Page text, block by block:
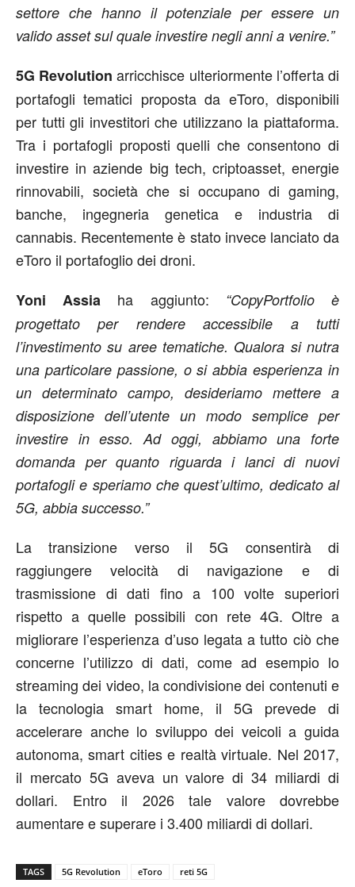
settore che hanno il potenziale per essere un
valido asset sul quale investire negli anni a venire.”
5G Revolution arricchisce ulteriormente l’offerta di
portafogli tematici proposta da eToro, disponibili
per tutti gli investitori che utilizzano la piattaforma.
Tra i portafogli proposti quelli che consentono di
investire in aziende big tech, criptoasset, energie
rinnovabili, società che si occupano di gaming,
banche, ingegneria genetica e industria di
cannabis. Recentemente è stato invece lanciato da
eToro il portafoglio dei droni.
Yoni Assia ha aggiunto: “CopyPortfolio è
progettato per rendere accessibile a tutti
l’investimento su aree tematiche. Qualora si nutra
una particolare passione, o si abbia esperienza in
un determinato campo, desideriamo mettere a
disposizione dell’utente un modo semplice per
investire in esso. Ad oggi, abbiamo una forte
domanda per quanto riguarda i lanci di nuovi
portafogli e speriamo che quest’ultimo, dedicato al
5G, abbia successo.”
La transizione verso il 5G consentirà di
raggiungere velocità di navigazione e di
trasmissione di dati fino a 100 volte superiori
rispetto a quelle possibili con rete 4G. Oltre a
migliorare l’esperienza d’uso legata a tutto ciò che
concerne l’utilizzo di dati, come ad esempio lo
streaming dei video, la condivisione dei contenuti e
la tecnologia smart home, il 5G prevede di
accelerare anche lo sviluppo dei veicoli a guida
autonoma, smart cities e realtà virtuale. Nel 2017,
il mercato 5G aveva un valore di 34 miliardi di
dollari. Entro il 2026 tale valore dovrebbe
aumentare e superare i 3.400 miliardi di dollari.
TAGS 5G Revolution eToro reti 5G